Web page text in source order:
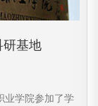
研基地
学院参加了学